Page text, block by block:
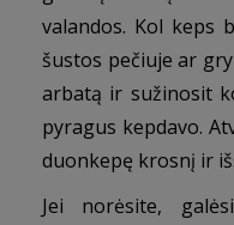
valandos. Kol keps
šustos pečiuje ar
arbatą ir sužinosit
pyragus kepdavo.
duonkepę krosnį ir
Jei norėsite,